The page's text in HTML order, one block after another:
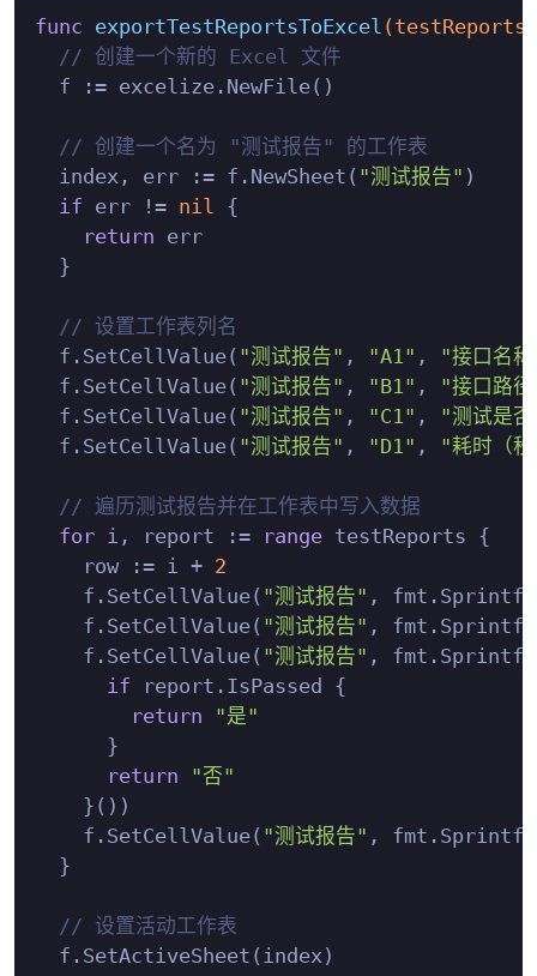
func exportTestReportsToExcel
// 创建一个新的 Excel 文件
  f := excelize.NewFile()
// 创建一个名为 "测试报告" 的工作表
  index, err := f.NewSheet(
"测试报告" )
if err != nil
{
return err
  }
// 设置工作表列名
  f.SetCellValue(
"测试报告" , "A1" ,
"接口名
  f.SetCellValue(
"测试报告" , "B1" ,
"接口路
  f.SetCellValue(
"测试报告" , "C1" ,
"测试是
  f.SetCellValue(
"测试报告" , "D1" , "耗时（
// 遍历测试报告并在工作表中写入数据
for i, report := range testReports {
    row := i +
2
    f.SetCellValue(
"测试报告" , fmt.Sprintf(
    f.SetCellValue(
"测试报告" , fmt.Sprintf(
    f.SetCellValue(
"测试报告" , fmt.Sprintf(
if report.IsPassed {
return
"是"
      }
return
"否"
    }())
    f.SetCellValue(
"测试报告" , fmt.Sprintf(
  }
// 设置活动工作表
  f.SetActiveSheet(index)